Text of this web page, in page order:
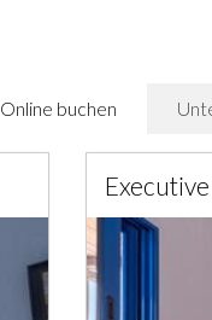
Online buchen